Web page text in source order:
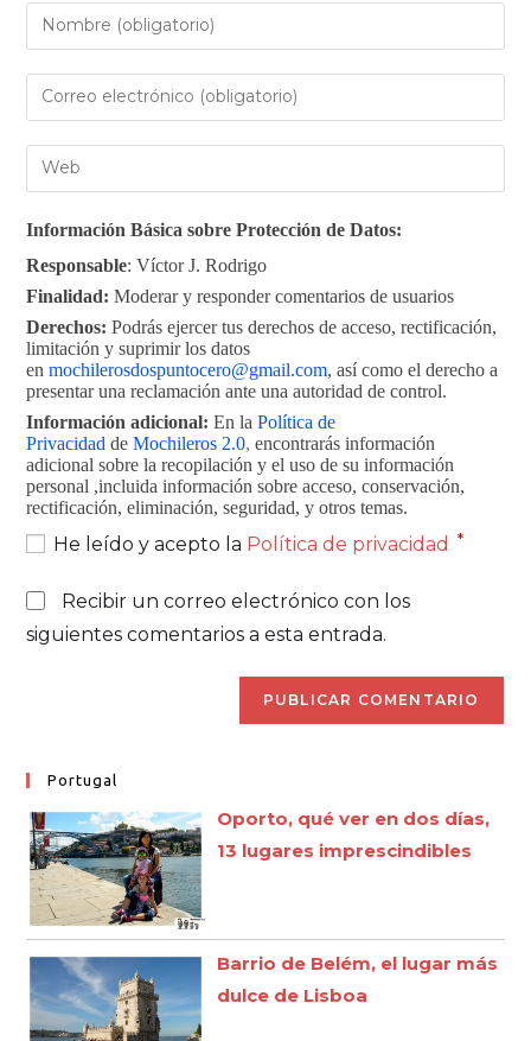
Información Básica sobre Protección de Datos:
Responsable: Víctor J. Rodrigo
Finalidad:Moderar y responder comentarios de usuarios
Derechos:Podrás ejercer tus derechos de acceso, rectificación,
limitación y suprimir los datos
enmochilerosdospuntocero@gmail.com, así como el derecho a
presentar una reclamación ante una autoridad de control.
Información adicional: En laPolítica de
Privacidad deMochileros 2.0, encontrarás información
adicional sobre la recopilación y el uso de su información
personal ,incluida información sobre acceso, conservación,
rectificación, eliminación, seguridad, y otros temas.
He leído y acepto la Política de privacidad *
Recibir un correo electrónico con los
siguientes comentarios a esta entrada.
Portugal
Oporto, qué ver en dos días,
13 lugares imprescindibles
Barrio de Belém, el lugar más
dulce de Lisboa